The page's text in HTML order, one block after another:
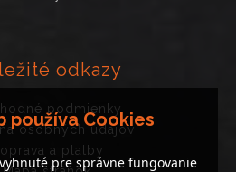
odkazy
podmienky
osobných údajov
a platby
používa Cookies
pre správne fungovanie